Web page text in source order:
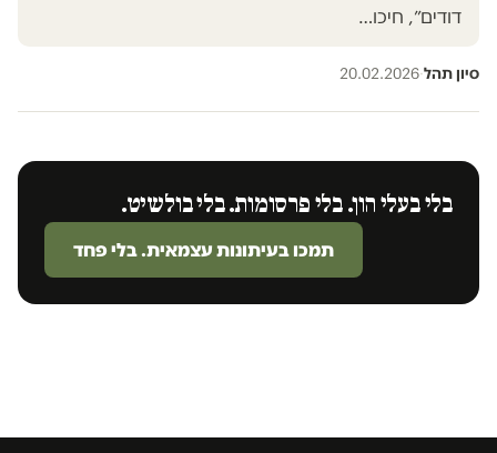
דודים״, חיכו…
סיון תהל·
20.02.2026
בלי בעלי הון. בלי פרסומות. בלי בולשיט.
תמכו בעיתונות עצמאית. בלי פחד